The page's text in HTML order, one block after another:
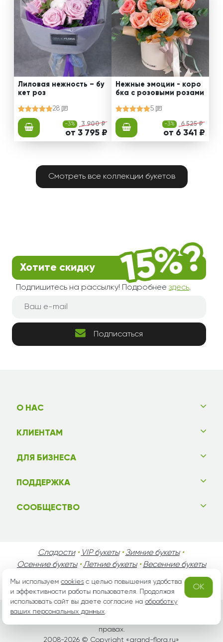
Лиловая нежность – бу
кет роз
28
-3% 3 900 ₽
от 3 795 ₽
Нежные эмоции - коро
бка с розовыми розами
5
-3% 6 525 ₽
от 6 341 ₽
Смотреть все коллекции букетов
Хотите скидку
Подпишитесь на рассылку! Подробнее здесь.
Подписаться
О НАС
КЛИЕНТАМ
ДЛЯ БИЗНЕСА
ПОДДЕРЖКА
СООБЩЕСТВО
Сладости• VIP букеты• Зимние букеты•
Осенние букеты•Летние букеты• Весенние букеты
•
День Мужчин•Праздники!
правах.
2008-2026 © Copyright «grand-flora.ru»
Мы используемcookiesс целью повышения удобства
и эффективности работы пользователя. Продолжая
использовать сайт вы даете согласие наобработку
ваших персональных данных.
OK